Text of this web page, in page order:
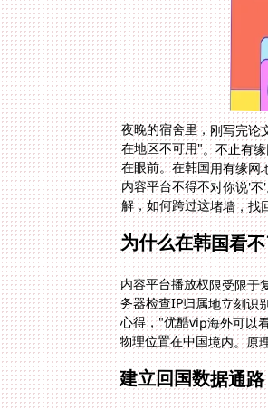
夜晚的宿舍里，刚写完
在地区不可用"。不止有
在眼前。在韩国用有缘
内容平台不得不对你说'
解，如何跨过这堵墙，找
为什么在韩国看
内容平台播放权限受限于
务器检查IP归属地立刻识
心得，"优酷vip海外可以
物理位置在中国境内。原
建立回国数据通